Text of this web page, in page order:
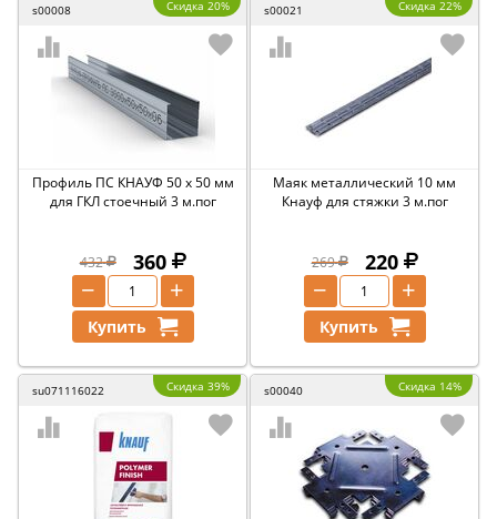
s00008 Скидка 20%
Профиль ПС КНАУФ 50 х 50 мм
для ГКЛ стоечный 3 м.пог
432 360
+
−
Купить
s00021 Скидка 22%
Маяк металлический 10 мм
Кнауф для стяжки 3 м.пог
269 220
+
−
Купить
su071116022 Скидка 39% s00040 Скидка 14%